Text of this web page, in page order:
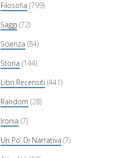
Filosofia (799)
Saggi (72)
Scienza (84)
Storia (144)
Libri Recensiti (441)
Random (28)
Ironia (7)
Un Po’ Di Narrativa (7)